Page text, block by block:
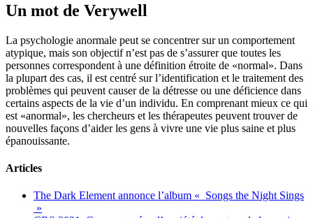
Un mot de Verywell
La psychologie anormale peut se concentrer sur un comportement
atypique, mais son objectif n’est pas de s’assurer que toutes les
personnes correspondent à une définition étroite de «normal». Dans
la plupart des cas, il est centré sur l’identification et le traitement des
problèmes qui peuvent causer de la détresse ou une déficience dans
certains aspects de la vie d’un individu. En comprenant mieux ce qui
est «anormal», les chercheurs et les thérapeutes peuvent trouver de
nouvelles façons d’aider les gens à vivre une vie plus saine et plus
épanouissante.
Articles
The Dark Element annonce l’album « Songs the Night Sings
»